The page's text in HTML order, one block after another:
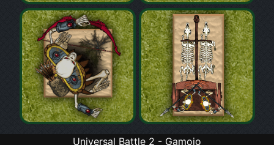
Universal Battle 2 - Gamojo